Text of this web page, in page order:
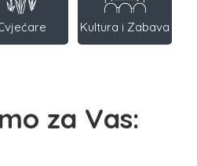
Kultura i Zabava
za Vas: